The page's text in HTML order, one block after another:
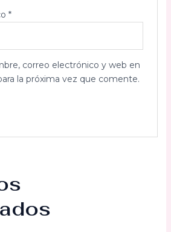
*
correo electrónico y web en
la próxima vez que comente.